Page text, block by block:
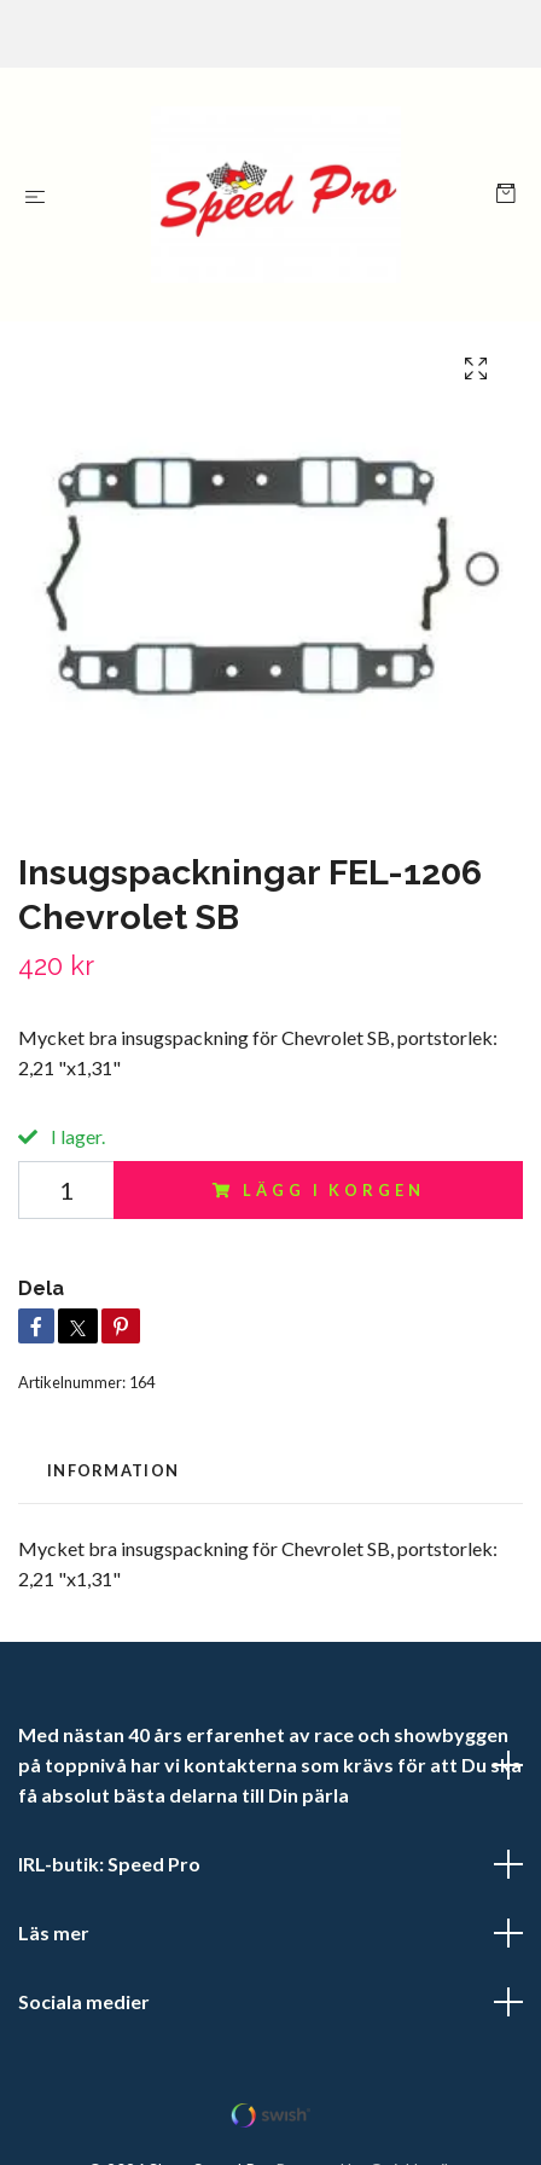
Insugspackningar FEL-1206
Chevrolet SB
420 kr
Mycket bra insugspackning för Chevrolet SB, portstorlek:
2,21 "x1,31"
I lager.
LÄGG I KORGEN
Dela
Artikelnummer: 164
INFORMATION
Mycket bra insugspackning för Chevrolet SB, portstorlek:
2,21 "x1,31"
Med nästan 40 års erfarenhet av race och showbyggen
på toppnivå har vi kontakterna som krävs för att Du ska
få absolut bästa delarna till Din pärla
IRL-butik: Speed Pro
Läs mer
Sociala medier